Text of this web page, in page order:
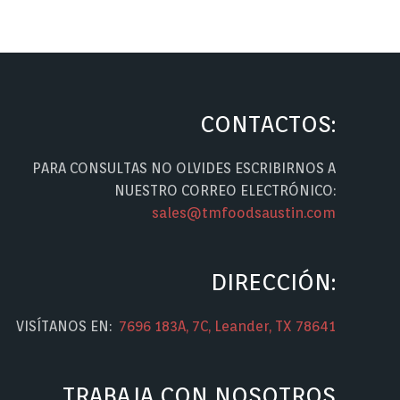
CONTACTOS:
PARA CONSULTAS NO OLVIDES ESCRIBIRNOS A
NUESTRO CORREO ELECTRÓNICO:
sales@tmfoodsaustin.com
DIRECCIÓN:
VISÍTANOS EN: 7696 183A, 7C, Leander, TX 78641